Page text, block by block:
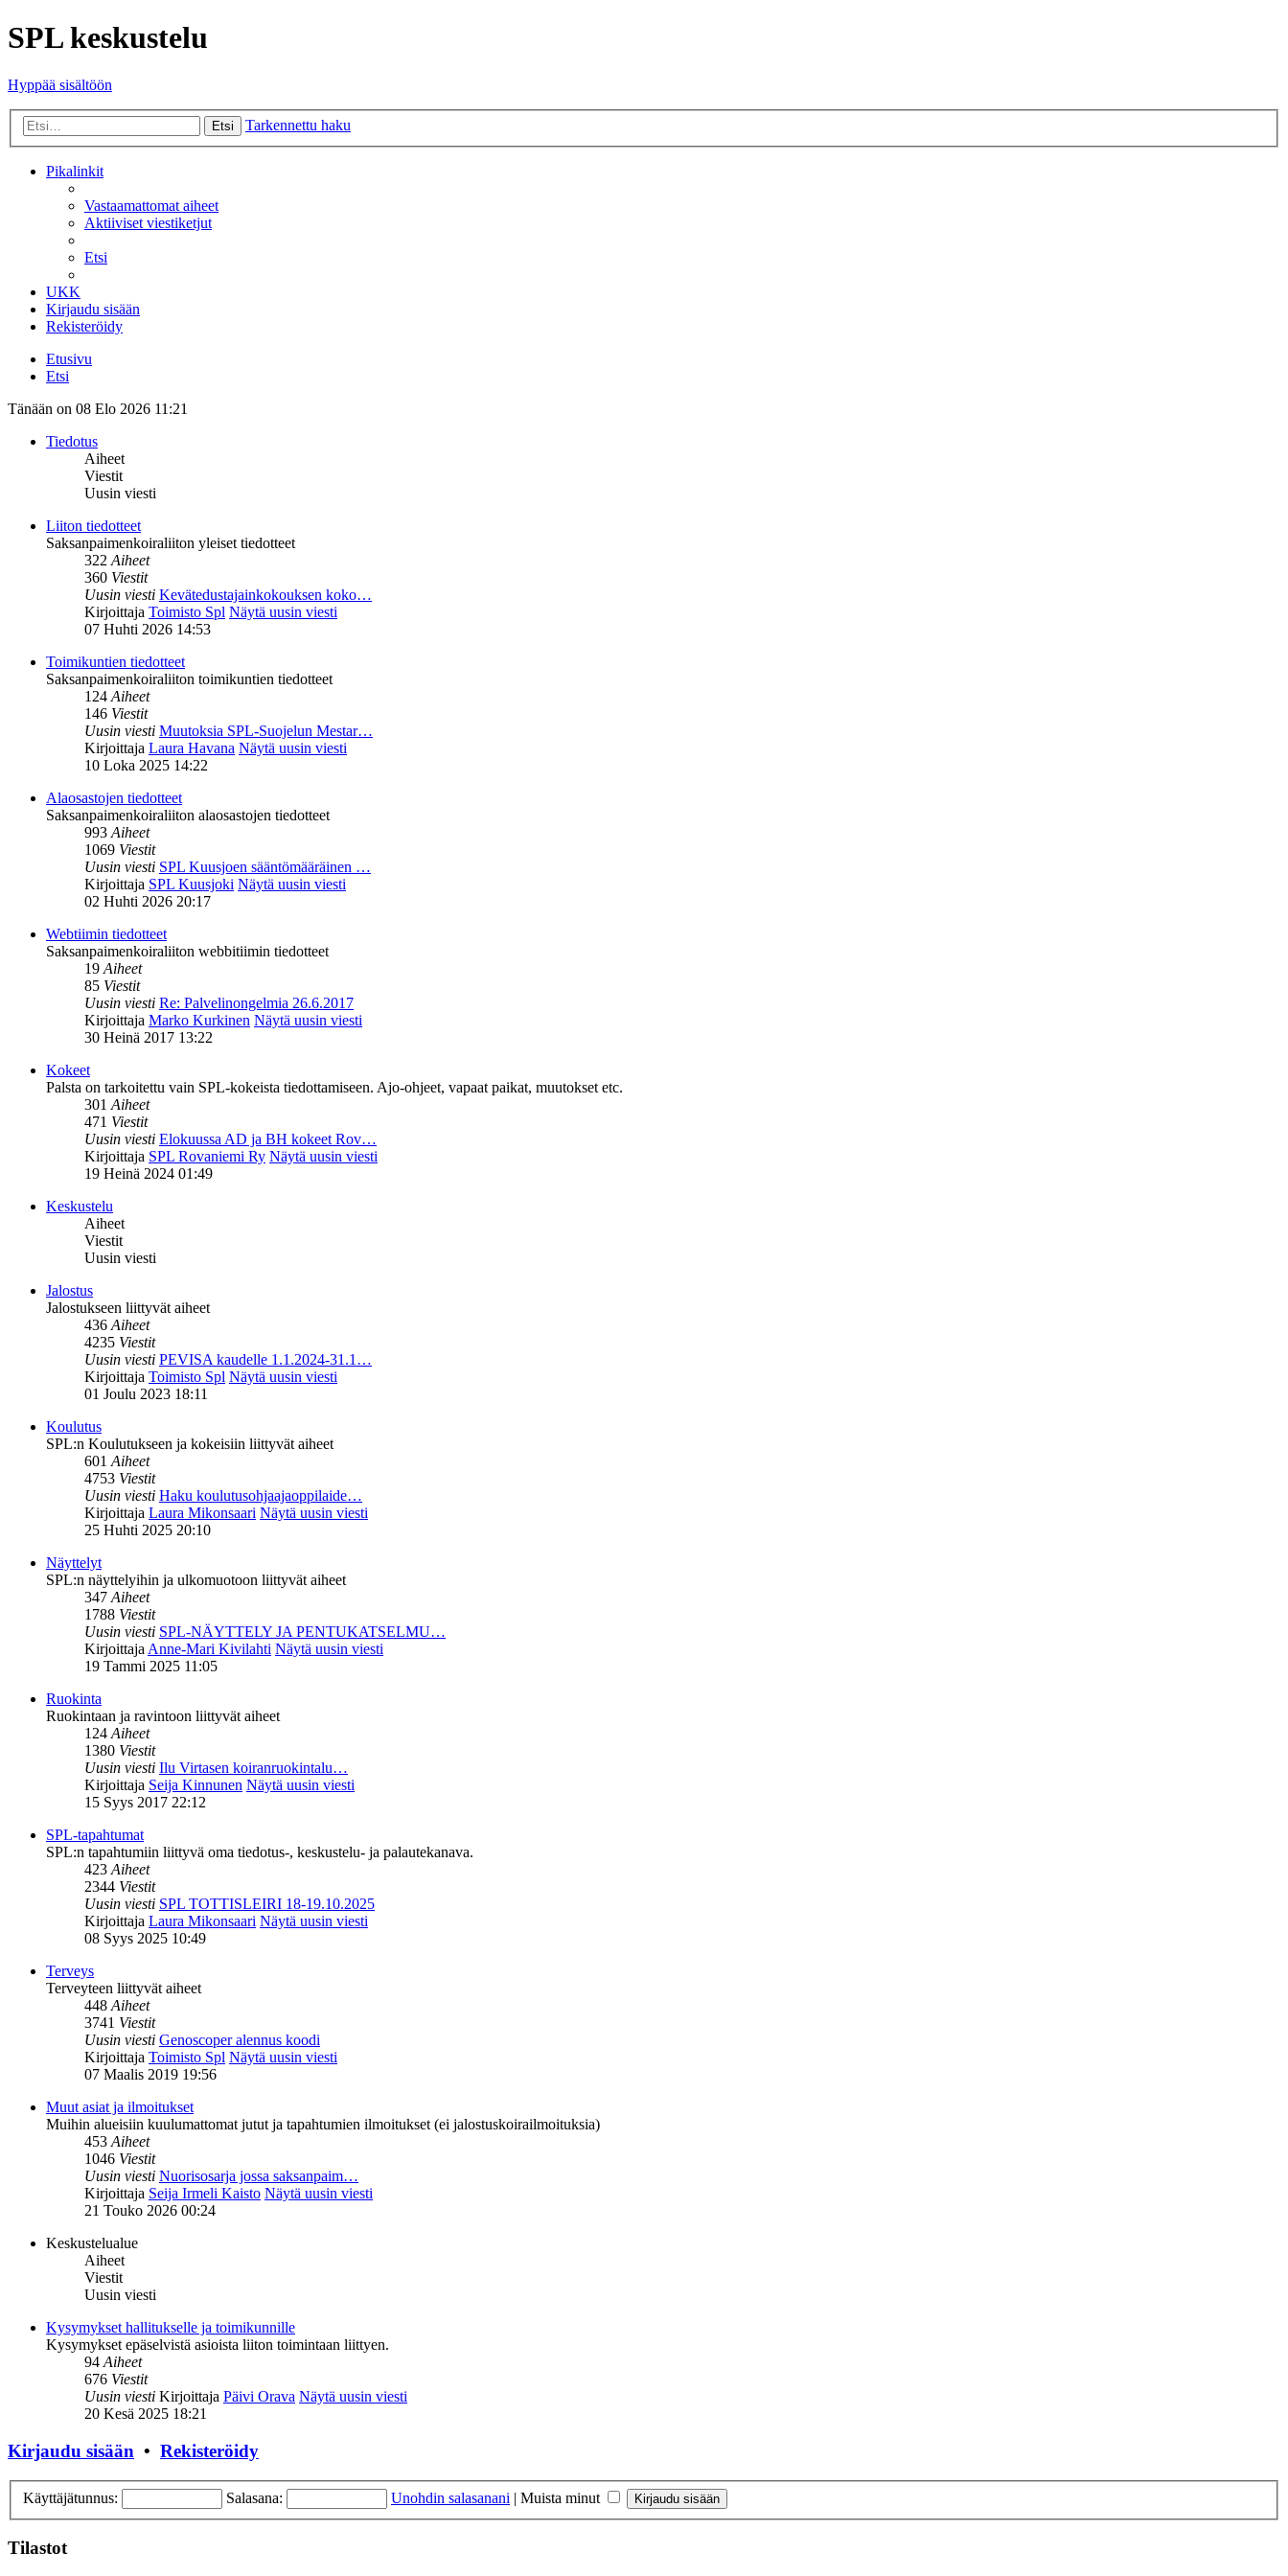
SPL keskustelu
Hyppää sisältöön
Etsi Tarkennettu haku
Pikalinkit
Vastaamattomat aiheet
Aktiiviset viestiketjut
Etsi
UKK
Kirjaudu sisään
Rekisteröidy
Etusivu
Etsi
Tänään on 08 Elo 2026 11:21
Tiedotus
Aiheet
Viestit
Uusin viesti
Liiton tiedotteet
Saksanpaimenkoiraliiton yleiset tiedotteet
322Aiheet
360 Viestit
Uusin viesti Kevätedustajainkokouksen koko…
Kirjoittaja Toimisto Spl Näytä uusin viesti
07 Huhti 2026 14:53
Toimikuntien tiedotteet
Saksanpaimenkoiraliiton toimikuntien tiedotteet
124Aiheet
146 Viestit
Uusin viesti Muutoksia SPL-Suojelun Mestar…
Kirjoittaja Laura Havana Näytä uusin viesti
10 Loka 2025 14:22
Alaosastojen tiedotteet
Saksanpaimenkoiraliiton alaosastojen tiedotteet
993Aiheet
1069 Viestit
Uusin viesti SPL Kuusjoen sääntömääräinen …
Kirjoittaja SPL Kuusjoki Näytä uusin viesti
02 Huhti 2026 20:17
Webtiimin tiedotteet
Saksanpaimenkoiraliiton webbitiimin tiedotteet
19Aiheet
85 Viestit
Uusin viesti Re: Palvelinongelmia 26.6.2017
Kirjoittaja Marko Kurkinen Näytä uusin viesti
30 Heinä 2017 13:22
Kokeet
Palsta on tarkoitettu vain SPL-kokeista tiedottamiseen. Ajo-ohjeet, vapaat paikat, muutokset etc.
301Aiheet
471 Viestit
Uusin viesti Elokuussa AD ja BH kokeet Rov…
Kirjoittaja SPL Rovaniemi Ry Näytä uusin viesti
19 Heinä 2024 01:49
Keskustelu
Aiheet
Viestit
Uusin viesti
Jalostus
Jalostukseen liittyvät aiheet
436Aiheet
4235 Viestit
Uusin viesti PEVISA kaudelle 1.1.2024-31.1…
Kirjoittaja Toimisto Spl Näytä uusin viesti
01 Joulu 2023 18:11
Koulutus
SPL:n Koulutukseen ja kokeisiin liittyvät aiheet
601Aiheet
4753 Viestit
Uusin viesti Haku koulutusohjaajaoppilaide…
Kirjoittaja Laura Mikonsaari Näytä uusin viesti
25 Huhti 2025 20:10
Näyttelyt
SPL:n näyttelyihin ja ulkomuotoon liittyvät aiheet
347Aiheet
1788 Viestit
Uusin viesti SPL-NÄYTTELY JA PENTUKATSELMU…
KirjoittajaAnne-Mari Kivilahti Näytä uusin viesti
19 Tammi 2025 11:05
Ruokinta
Ruokintaan ja ravintoon liittyvät aiheet
124Aiheet
1380 Viestit
Uusin viesti Ilu Virtasen koiranruokintalu…
Kirjoittaja Seija Kinnunen Näytä uusin viesti
15 Syys 2017 22:12
SPL-tapahtumat
SPL:n tapahtumiin liittyvä oma tiedotus-, keskustelu- ja palautekanava.
423Aiheet
2344 Viestit
Uusin viesti SPL TOTTISLEIRI 18-19.10.2025
Kirjoittaja Laura Mikonsaari Näytä uusin viesti
08 Syys 2025 10:49
Terveys
Terveyteen liittyvät aiheet
448Aiheet
3741 Viestit
Uusin viesti Genoscoper alennus koodi
Kirjoittaja Toimisto Spl Näytä uusin viesti
07 Maalis 2019 19:56
Muut asiat ja ilmoitukset
Muihin alueisiin kuulumattomat jutut ja tapahtumien ilmoitukset (ei jalostuskoirailmoituksia)
453Aiheet
1046 Viestit
Uusin viesti Nuorisosarja jossa saksanpaim…
Kirjoittaja Seija Irmeli Kaisto Näytä uusin viesti
21 Touko 2026 00:24
Keskustelualue
Aiheet
Viestit
Uusin viesti
Kysymykset hallitukselle ja toimikunnille
Kysymykset epäselvistä asioista liiton toimintaan liittyen.
94Aiheet
676 Viestit
Uusin viesti Kirjoittaja Päivi Orava Näytä uusin viesti
20 Kesä 2025 18:21
Kirjaudu sisään • Rekisteröidy
Käyttäjätunnus: Salasana: Unohdin salasanani | Muista minut
Tilastot